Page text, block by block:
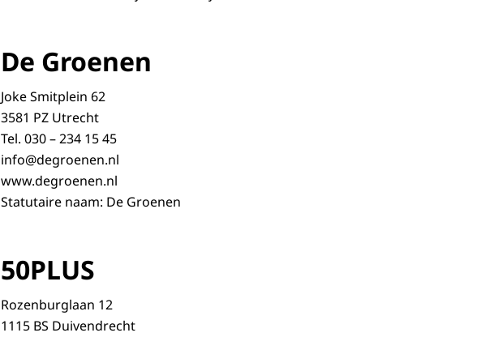
De Groenen
Joke Smitplein 62
3581 PZ Utrecht
Tel. 030 – 234 15 45
info@degroenen.nl
www.degroenen.nl
Statutaire naam: De Groenen
50PLUS
Rozenburglaan 12
1115 BS Duivendrecht